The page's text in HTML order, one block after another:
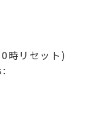
時リセット)